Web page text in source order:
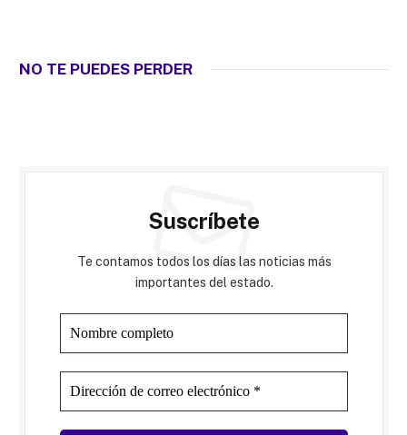
NO TE PUEDES PERDER
Suscríbete
Te contamos todos los días las noticias más
importantes del estado.